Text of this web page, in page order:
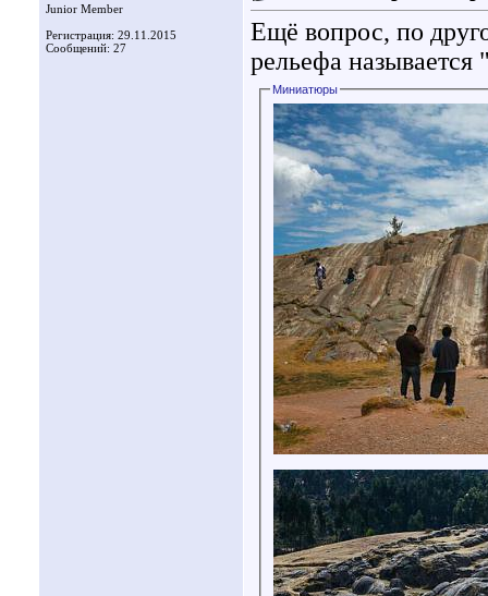
Junior Member
Регистрация: 29.11.2015
Сообщений: 27
Ещё вопрос, по
рельефа называется
Миниатюры